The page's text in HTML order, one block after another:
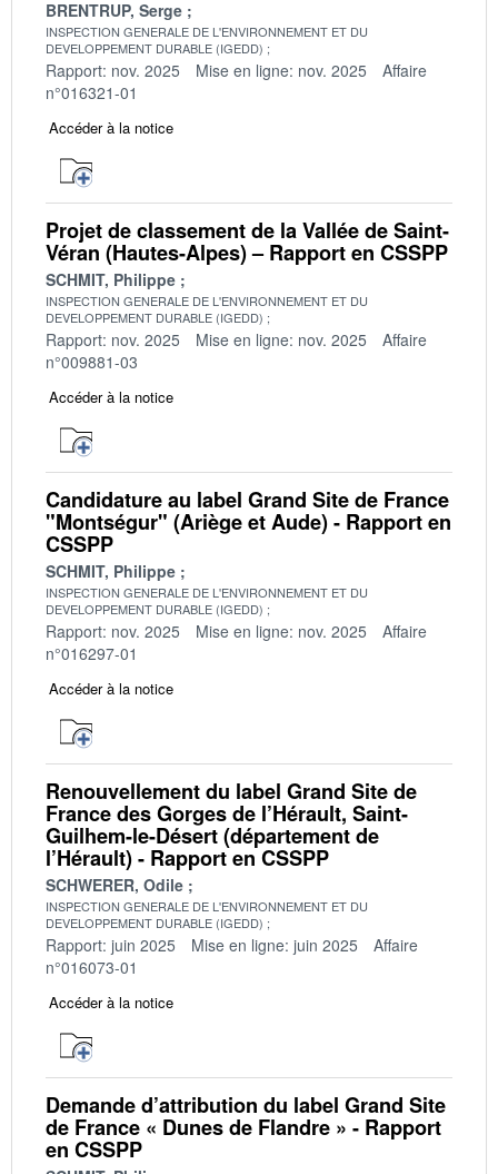
BRENTRUP, Serge
INSPECTION GENERALE DE L'ENVIRONNEMENT ET DU
DEVELOPPEMENT DURABLE (IGEDD)
Rapport: nov. 2025 Mise en ligne: nov. 2025
Affaire
n°016321-01
Accéder à la notice
Projet de classement de la Vallée de Saint-
Véran (Hautes-Alpes) – Rapport en CSSPP
SCHMIT, Philippe
INSPECTION GENERALE DE L'ENVIRONNEMENT ET DU
DEVELOPPEMENT DURABLE (IGEDD)
Rapport: nov. 2025 Mise en ligne: nov. 2025
Affaire
n°009881-03
Accéder à la notice
Candidature au label Grand Site de France
"Montségur" (Ariège et Aude) - Rapport en
CSSPP
SCHMIT, Philippe
INSPECTION GENERALE DE L'ENVIRONNEMENT ET DU
DEVELOPPEMENT DURABLE (IGEDD)
Rapport: nov. 2025 Mise en ligne: nov. 2025
Affaire
n°016297-01
Accéder à la notice
Renouvellement du label Grand Site de
France des Gorges de l’Hérault, Saint-
Guilhem-le-Désert (département de
l’Hérault) - Rapport en CSSPP
SCHWERER, Odile
INSPECTION GENERALE DE L'ENVIRONNEMENT ET DU
DEVELOPPEMENT DURABLE (IGEDD)
Rapport: juin 2025 Mise en ligne: juin 2025
Affaire
n°016073-01
Accéder à la notice
Demande d’attribution du label Grand Site
de France « Dunes de Flandre » - Rapport
en CSSPP